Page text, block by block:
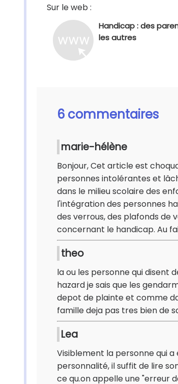
Sur le web :
Handicap : des
les autres
6 commentaires
marie-hélène
Bonjour, Cet article est
personnes intolérantes et
dans le milieu scolaire des
l'intégration des personnes
des verrous, des plafonds de
concernant le handicap. Au
theo
la ou les personne qui disent
hazard je sais que les
depot de plainte et comme
famille deja pas tres bien de
Lea
Visiblement la personne qui
personnalité, il suffit de lire
ce qu.on appelle une "erreur